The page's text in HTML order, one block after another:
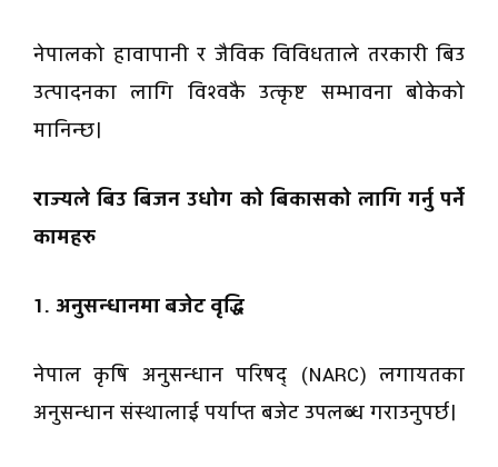
नेपालको हावापानी र जैविक विविधताले तरकारी बिउ
उत्पादनका लागि विश्वकै उत्कृष्ट सम्भावना बोकेको
मानिन्छ।
राज्यले बिउ बिजन उधाेग काे बिकासकाे लागि गर्नु पर्ने
कामहरु
1. अनुसन्धानमा बजेट वृद्धि
नेपाल कृषि अनुसन्धान परिषद् (NARC) लगायतका
अनुसन्धान संस्थालाई पर्याप्त बजेट उपलब्ध गराउनुपर्छ।